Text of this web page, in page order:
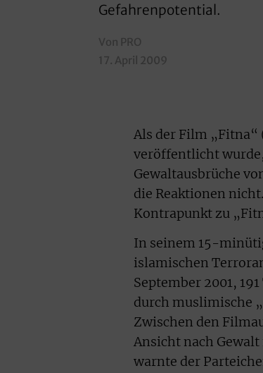
Gefahrenpotential.
Von PRO
17. April 2009
Als der Film „Fitna“
veröffentlicht
Gewaltausbrüche
die Reaktionen
Kontrapunkt zu
In seinem 15-
islamischen
September 2001,
durch muslimische
Zwischen den
Ansicht nach
warnte der